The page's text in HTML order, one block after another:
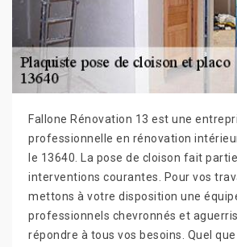
Fallone Rénovation 13 est une
professionnelle en rénovation
le 13640. La pose de cloison fait
interventions courantes. Pour vos
mettons à votre disposition une
professionnels chevronnés et
répondre à tous vos besoins. Quel